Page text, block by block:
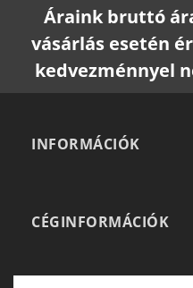
Áraink bruttó
vásárlás esetén
kedvezménnyel
INFORMÁCIÓK
CÉGINFORMÁCIÓK